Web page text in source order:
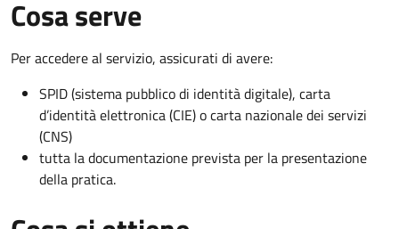
Cosa serve
Per accedere al servizio, assicurati di avere:
SPID (sistema pubblico di identità digitale), carta
d’identità elettronica (CIE) o carta nazionale dei servizi
(CNS)
tutta la documentazione prevista per la presentazione
della pratica.